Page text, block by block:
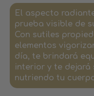
El aspecto
prueba visible de
Con sutiles
elementos
día, te brindará
interior y te dejará
nutriendo tu